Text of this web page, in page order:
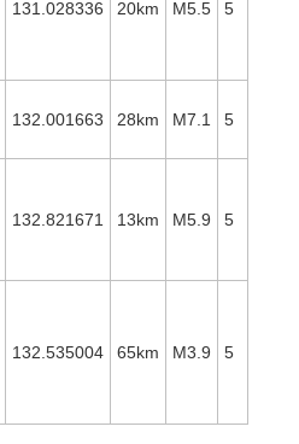
131.028336 20km M5.5 5
132.001663 28km M7.1 5
132.821671 13km M5.9 5
132.535004 65km M3.9 5